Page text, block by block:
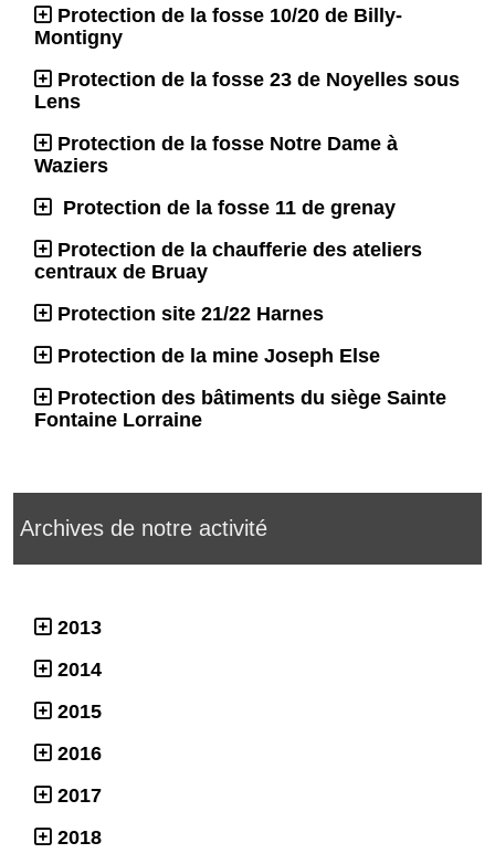
Protection de la fosse 10/20 de Billy-
Montigny
Protection de la fosse 23 de Noyelles sous
Lens
Protection de la fosse Notre Dame à
Waziers
Protection de la fosse 11 de grenay
Protection de la chaufferie des ateliers
centraux de Bruay
Protection site 21/22 Harnes
Protection de la mine Joseph Else
Protection des bâtiments du siège Sainte
Fontaine Lorraine
Archives de notre activité
2013
2014
2015
2016
2017
2018